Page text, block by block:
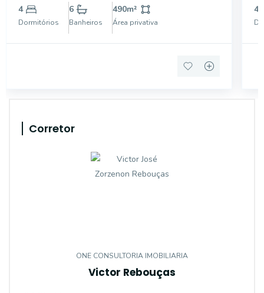
construída em um amplo terreno de 1.355 m², o
imóvel reúne ambientes espaçosos, excelente
iluminação natural e uma
4
Dormitórios
6
Banheiros
490m²
Área privativa
com
4
Corretor
ONE CONSULTORIA IMOBILIARIA
Victor Rebouças